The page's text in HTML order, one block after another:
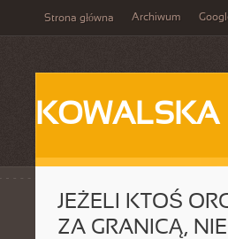
Strona główna Archiwum
KOWALSKA
JEŻELI KTOŚ
ZA GRANICĄ,